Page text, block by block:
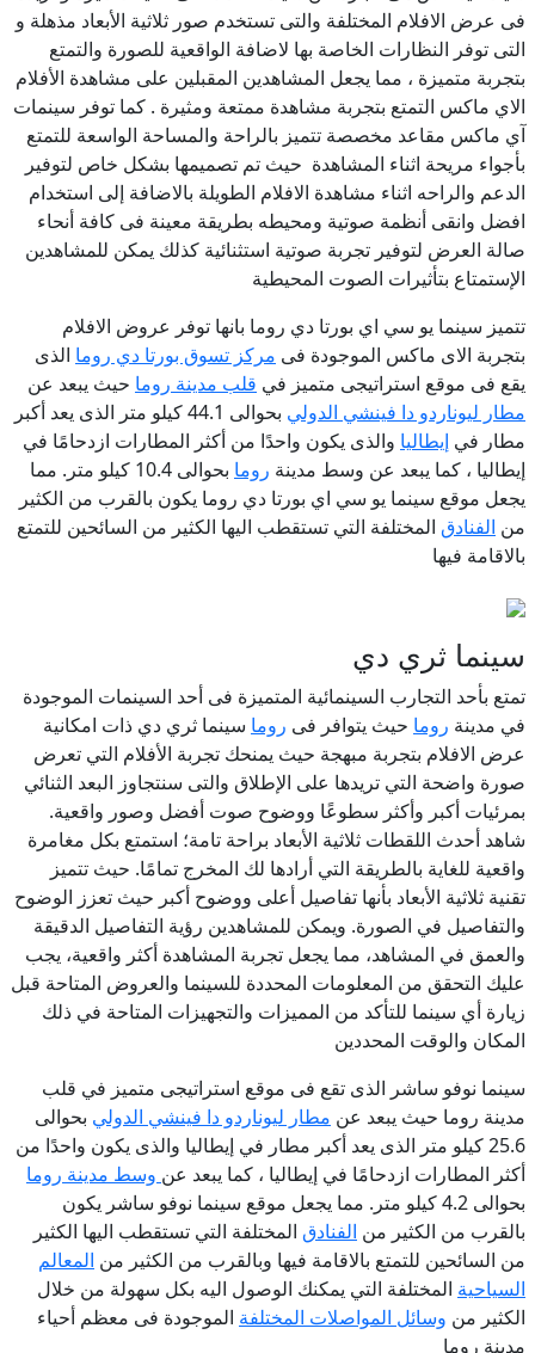
فى عرض الافلام المختلفة والتى تستخدم صور ثلاثية الأبعاد مذهلة و
التى توفر النظارات الخاصة بها لاضافة الواقعية للصورة والتمتع
بتجربة متميزة ، مما يجعل المشاهدين المقبلين على مشاهدة الأفلام
الاي ماكس التمتع بتجربة مشاهدة ممتعة ومثيرة . كما توفر سينمات
آي ماكس مقاعد مخصصة تتميز بالراحة والمساحة الواسعة للتمتع
بأجواء مريحة اثناء المشاهدة حيث تم تصميمها بشكل خاص لتوفير
الدعم والراحه اثناء مشاهدة الافلام الطويلة بالاضافة إلى استخدام
افضل وانقى أنظمة صوتية ومحيطه بطريقة معينة فى كافة أنحاء
صالة العرض لتوفير تجربة صوتية استثنائية كذلك يمكن للمشاهدين
الإستمتاع بتأثيرات الصوت المحيطية
تتميز سينما يو سي اي بورتا دي روما بانها توفر عروض الافلام
بتجربة الاى ماكس الموجودة فى مركز تسوق بورتا دي روما الذى
يقع فى موقع استراتيجى متميز في قلب مدينة روما حيث يبعد عن
مطار ليوناردو دا فينشي الدولي
بحوالى 44.1 كيلو متر الذى يعد أكبر
مطار في إيطاليا والذى يكون واحدًا من أكثر المطارات ازدحامًا في
إيطاليا ، كما يبعد عن وسط مدينة روما
بحوالى 10.4 كيلو متر. مما
يجعل موقع سينما يو سي اي بورتا دي روما يكون بالقرب من الكثير
من الفنادق المختلفة التي تستقطب اليها الكثير من السائحين للتمتع
بالاقامة فيها
سينما ثري دي
تمتع بأحد التجارب السينمائية المتميزة فى أحد السينمات الموجودة
في مدينة روما حيث يتوافر فى روما سينما ثري دي ذات امكانية
عرض الافلام بتجربة مبهجة حيث يمنحك تجربة الأفلام التي تعرض
صورة واضحة التي تريدها على الإطلاق والتى سنتجاوز البعد الثنائي
بمرئيات أكبر وأكثر سطوعًا ووضوح صوت أفضل وصور واقعية.
شاهد أحدث اللقطات ثلاثية الأبعاد براحة تامة؛ استمتع بكل مغامرة
واقعية للغاية بالطريقة التي أرادها لك المخرج تمامًا. حيث تتميز
تقنية ثلاثية الأبعاد بأنها تفاصيل أعلى ووضوح أكبر حيث تعزز الوضوح
والتفاصيل في الصورة. ويمكن للمشاهدين رؤية التفاصيل الدقيقة
والعمق في المشاهد، مما يجعل تجربة المشاهدة أكثر واقعية، يجب
عليك التحقق من المعلومات المحددة للسينما والعروض المتاحة قبل
زيارة أي سينما للتأكد من المميزات والتجهيزات المتاحة في ذلك
المكان والوقت المحددين
سينما نوفو ساشر الذى تقع فى موقع استراتيجى متميز في قلب
مدينة روما حيث يبعد عن مطار ليوناردو دا فينشي الدولي بحوالى
25.6 كيلو متر الذى يعد أكبر مطار في إيطاليا والذى يكون واحدًا من
أكثر المطارات ازدحامًا في إيطاليا ، كما يبعد عن وسط مدينة روما
بحوالى 4.2 كيلو متر. مما يجعل موقع
سينما نوفو ساشر يكون
بالقرب من الكثير من الفنادق المختلفة التي تستقطب اليها الكثير
من السائحين للتمتع بالاقامة فيها وبالقرب من الكثير من المعالم
السياحية المختلفة التي يمكنك الوصول اليه بكل سهولة من خلال
الكثير من وسائل المواصلات المختلفة الموجودة فى معظم أحياء
مدينة روما